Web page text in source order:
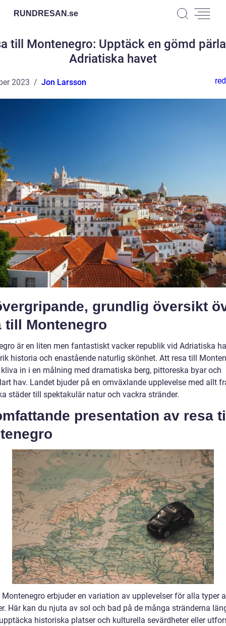
RUNDRESAN.se
till Montenegro: Upptäck en gömd
Adriatiska havet
2023 Jon Larsson
grundlig översikt
till Montenegro
är en liten men fantastiskt vacker republik vid Adriatiska
historia och enastående naturlig skönhet. Att resa till
in i en målning med dramatiska berg, pittoreska byar och
hav. Landet bjuder på en omväxlande upplevelse med allt
städer till spektakulär natur och vackra stränder.
presentation av resa
Montenegro erbjuder en variation av upplevelser för alla typer
Här kan du njuta av sol och bad på de många stränderna
historiska platser och kulturella sevärdheter eller